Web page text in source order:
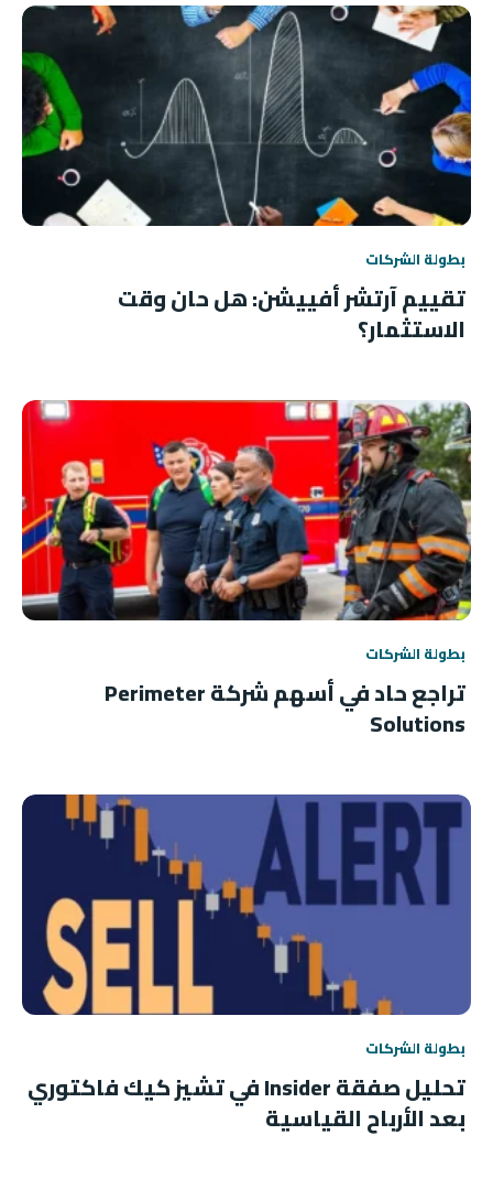
بطولة الشركات
تقييم آرتشر أفييشن: هل حان وقت
الاستثمار؟
بطولة الشركات
تراجع حاد في أسهم شركة Perimeter
Solutions
بطولة الشركات
تحليل صفقة Insider في تشيز كيك فاكتوري
بعد الأرباح القياسية